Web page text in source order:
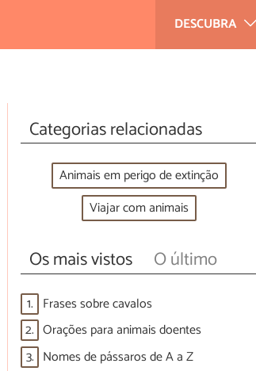
DESCUBRA
Categorias relacionadas
Animais em perigo de extinção
Viajar com animais
Os mais vistos O último
1. Frases sobre cavalos
2. Orações para animais doentes
3. Nomes de pássaros de A a Z